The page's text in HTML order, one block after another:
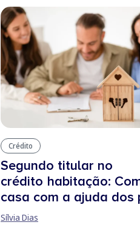
Crédito
Segundo titular no
crédito habitação:
casa com a ajuda dos
Sílvia Dias